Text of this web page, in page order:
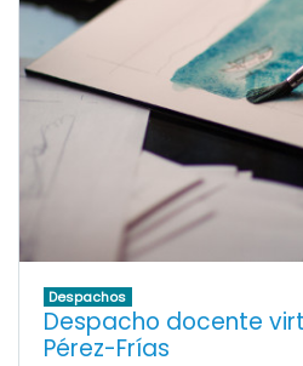
Despachos
Despacho docente
Pérez-Frías